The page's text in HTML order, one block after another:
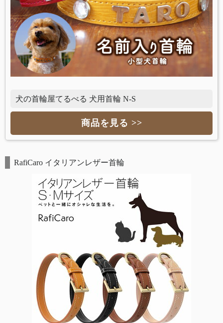
犬の首輪屋てるべる 犬用首輪 N-S
商品を見る >>
RafiCaro イタリアンレザー首輪